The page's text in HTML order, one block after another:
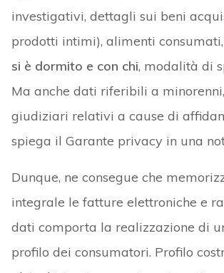
investigativi, dettagli sui beni
prodotti intimi), alimenti consumati,
si è dormito e con chi, modalità di
Ma anche dati riferibili a
giudiziari relativi a cause di
spiega il Garante privacy in una
Dunque, ne consegue che
integrale le fatture elettroniche e
dati comporta la realizzazione di
profilo dei consumatori. Profilo